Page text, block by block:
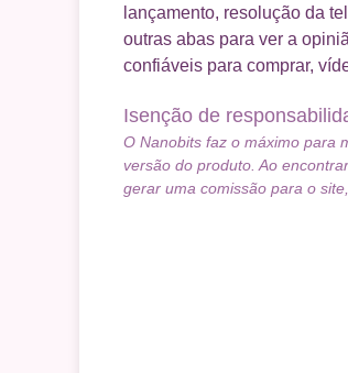
lançamento, resolução da
outras abas para ver a
confiáveis para comprar,
Isenção de
O Nanobits faz o máximo para
versão do produto. Ao
gerar uma comissão para o